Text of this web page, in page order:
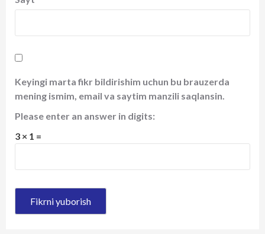
Keyingi marta fikr bildirishim uchun bu brauzerda
mening ismim, email va saytim manzili saqlansin.
Please enter an answer in digits:
3 × 1 =